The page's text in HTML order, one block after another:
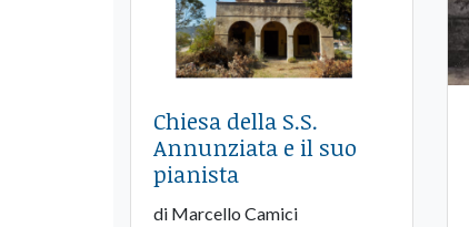
Chiesa della S.S.
Annunziata e il suo
pianista
di Marcello Camici